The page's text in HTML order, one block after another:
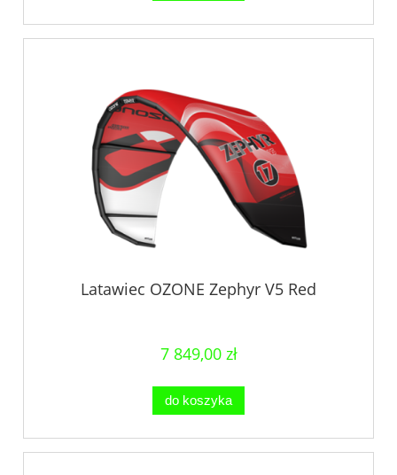
Latawiec OZONE Zephyr V5 Red
7 849,00 zł
do koszyka